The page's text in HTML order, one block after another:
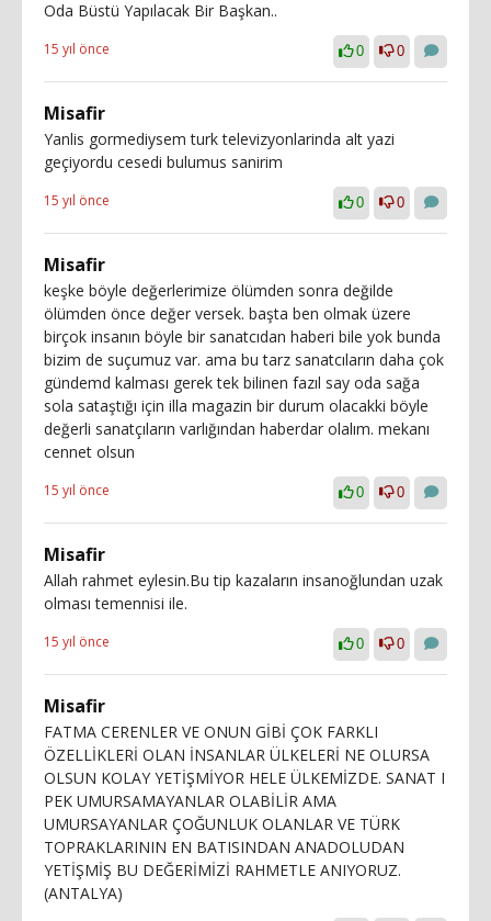
Oda Büstü Yapılacak Bir Başkan..
15 yıl önce 0 0
Misafir
Yanlis gormediysem turk televizyonlarinda alt yazi
geçiyordu cesedi bulumus sanirim
15 yıl önce 0 0
Misafir
keşke böyle değerlerimize ölümden sonra değilde
ölümden önce değer versek. başta ben olmak üzere
birçok insanın böyle bir sanatcıdan haberi bile yok bunda
bizim de suçumuz var. ama bu tarz sanatcıların daha çok
gündemd kalması gerek tek bilinen fazıl say oda sağa
sola sataştığı için illa magazin bir durum olacakki böyle
değerli sanatçıların varlığından haberdar olalım. mekanı
cennet olsun
15 yıl önce 0 0
Misafir
Allah rahmet eylesin.Bu tip kazaların insanoğlundan uzak
olması temennisi ile.
15 yıl önce 0 0
Misafir
FATMA CERENLER VE ONUN GİBİ ÇOK FARKLI
ÖZELLİKLERİ OLAN İNSANLAR ÜLKELERİ NE OLURSA
OLSUN KOLAY YETİŞMİYOR HELE ÜLKEMİZDE. SANAT I
PEK UMURSAMAYANLAR OLABİLİR AMA
UMURSAYANLAR ÇOĞUNLUK OLANLAR VE TÜRK
TOPRAKLARININ EN BATISINDAN ANADOLUDAN
YETİŞMİŞ BU DEĞERİMİZİ RAHMETLE ANIYORUZ.
(ANTALYA)